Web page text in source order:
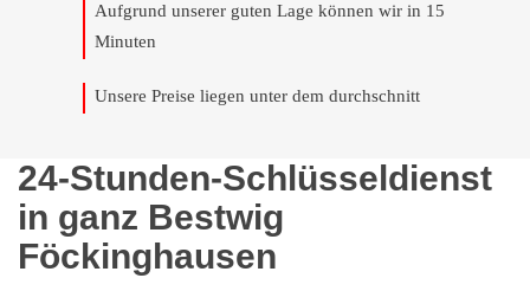
Aufgrund unserer guten Lage können wir in 15
Minuten
Unsere Preise liegen unter dem durchschnitt
24-Stunden-Schlüsseldienst
in ganz Bestwig
Föckinghausen